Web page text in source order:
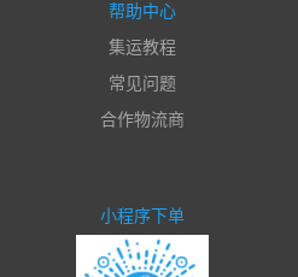
帮助中心
集运教程
常见问题
合作物流商
小程序下单